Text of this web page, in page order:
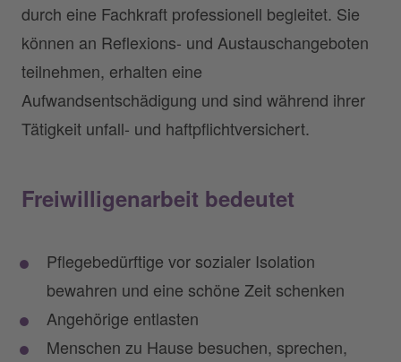
durch eine Fachkraft professionell begleitet. Sie
können an Reflexions- und Austauschangeboten
teilnehmen, erhalten eine
Aufwandsentschädigung und sind während ihrer
Tätigkeit unfall- und haftpflichtversichert.
Freiwilligenarbeit bedeutet
Pflegebedürftige vor sozialer Isolation
bewahren und eine schöne Zeit schenken
Angehörige entlasten
Menschen zu Hause besuchen, sprechen,